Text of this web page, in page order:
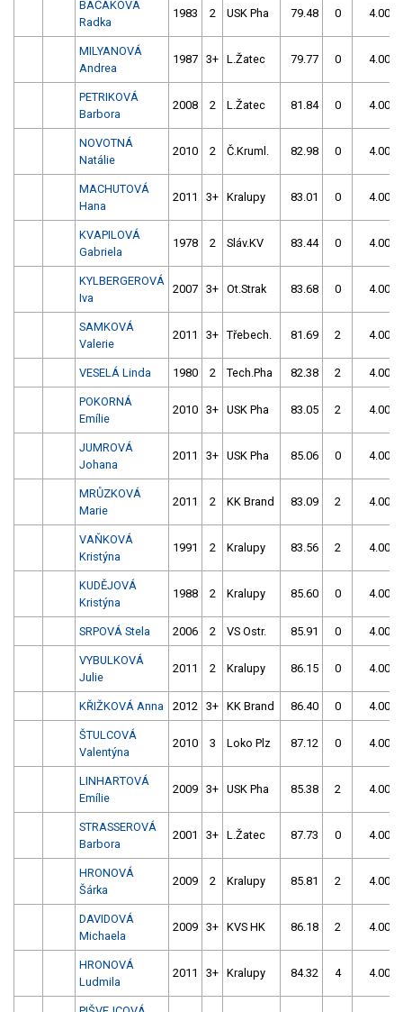
BAČÁKOVÁ
Radka
1983 2 USK Pha 79.48 0 4.00
MILYANOVÁ
Andrea
1987 3+ L.Žatec 79.77 0 4.00
PETRIKOVÁ
Barbora
2008 2 L.Žatec 81.84 0 4.00
NOVOTNÁ
Natálie
2010 2 Č.Kruml. 82.98 0 4.00
MACHUTOVÁ
Hana
2011 3+ Kralupy 83.01 0 4.00
KVAPILOVÁ
Gabriela
1978 2 Sláv.KV 83.44 0 4.00
KYLBERGEROVÁ
Iva
2007 3+ Ot.Strak 83.68 0 4.00
SAMKOVÁ
Valerie
2011 3+ Třebech. 81.69 2 4.00
VESELÁ Linda 1980 2 Tech.Pha 82.38 2 4.00
POKORNÁ
Emílie
2010 3+ USK Pha 83.05 2 4.00
JUMROVÁ
Johana
2011 3+ USK Pha 85.06 0 4.00
MRŮZKOVÁ
Marie
2011 2 KK Brand 83.09 2 4.00
VAŇKOVÁ
Kristýna
1991 2 Kralupy 83.56 2 4.00
KUDĚJOVÁ
Kristýna
1988 2 Kralupy 85.60 0 4.00
SRPOVÁ Stela 2006 2 VS Ostr. 85.91 0 4.00
VYBULKOVÁ
Julie
2011 2 Kralupy 86.15 0 4.00
KŘIŽKOVÁ Anna 2012 3+ KK Brand 86.40 0 4.00
ŠTULCOVÁ
Valentýna
2010 3 Loko Plz 87.12 0 4.00
LINHARTOVÁ
Emílie
2009 3+ USK Pha 85.38 2 4.00
STRASSEROVÁ
Barbora
2001 3+ L.Žatec 87.73 0 4.00
HRONOVÁ
Šárka
2009 2 Kralupy 85.81 2 4.00
DAVIDOVÁ
Michaela
2009 3+ KVS HK 86.18 2 4.00
HRONOVÁ
Ludmila
2011 3+ Kralupy 84.32 4 4.00